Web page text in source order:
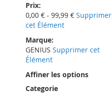
Prix
0,00 € - 99,99 € Supprimer
cet Élément
Marque
GENIUS Supprimer cet
Élément
Affiner les options
Categorie